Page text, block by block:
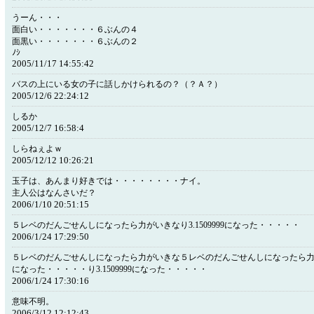
うーん・・・
面白い・・・・・・・６ぶんの４
面黒い・・・・・・・６ぶんの２
ﾉｼ
2005/11/17 14:55:42
バスの上にいる女の子に話しかけられるの？（？Ａ？）
2005/12/6 22:24:12
しるか
2005/12/7 16:58:4
しらねぇよｗ
2005/12/12 10:26:21
玉子は、あんまり好きでは・・・・・・・・ナイ。
主人公はなんさいだ？
2006/1/10 20:51:15
５レベのだんごせんしになったら力がいきなり3.1509999になった・・・・・
2006/1/24 17:29:50
５レベのだんごせんしになったら力がいきな５レベのだんごせんしになったら
になった・・・・・り3.1509999になった・・・・・
2006/1/24 17:30:16
意味不明。